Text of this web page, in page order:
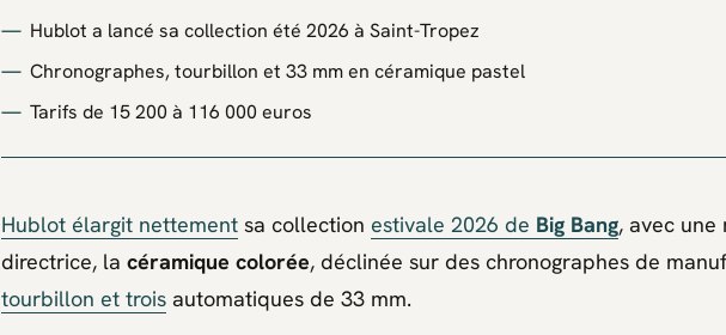
Hublot a lancé sa collection été 2026 à Saint-Tropez
Chronographes, tourbillon et 33 mm en céramique pastel
Tarifs de 15 200 à 116 000 euros
Hublot élargit nettement sa collection estivale 2026 de Big Bang, avec une
directrice, la céramique colorée, déclinée sur des chronographes de
tourbillon et trois automatiques de 33 mm.